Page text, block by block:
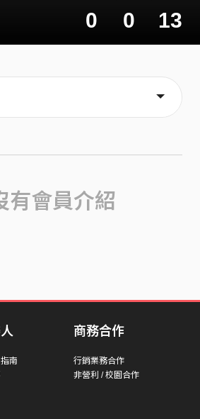
0 0 13
有會員介紹
南
商務合作
行銷業務合作
非營利 / 校園合作